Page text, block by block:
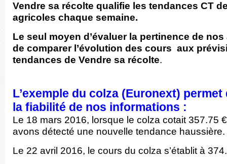
Vendre sa récolte qualifie les tendances CT
agricoles chaque semaine.
Le seul moyen d’évaluer la pertinence de
de comparer l’évolution des cours aux
tendances de Vendre sa récolte.
L’exemple du colza (Euronext)
la fiabilité de nos informations :
Le 18 mars 2016, lorsque le colza cotait 357.75
avons détecté une nouvelle tendance haussière.
Le 22 avril 2016, le cours du colza s’établit à